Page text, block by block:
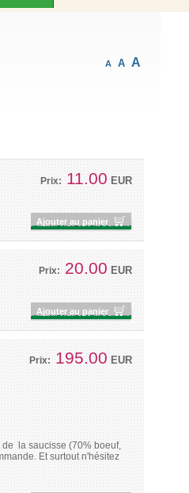
A A A
Ajouter au panier
Prix: 11.00 EUR
Ajouter au panier
Prix: 20.00 EUR
la saucisse (70% boeuf,
Et surtout n'hésitez
Prix: 195.00 EUR